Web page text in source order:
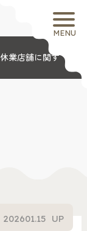
MENU
業店舗に関す
202601.15 UP